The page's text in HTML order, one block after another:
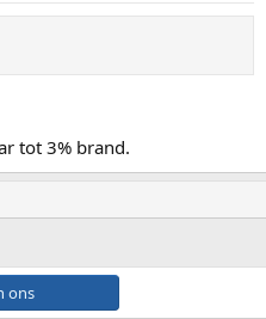
tot 3% brand.
ons